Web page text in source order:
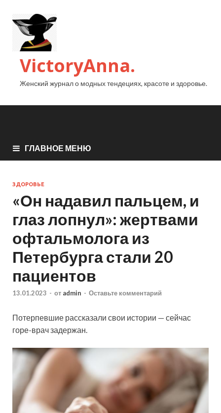
VictoryAnna.
Женский журнал о модных тендециях, красоте и здоровье.
ГЛАВНОЕ МЕНЮ
ЗДОРОВЬЕ
«Он надавил пальцем, и
глаз лопнул»: жертвами
офтальмолога из
Петербурга стали 20
пациентов
13.01.2023 - от admin - Оставьте комментарий
Потерпевшие рассказали свои истории — сейчас
горе-врач задержан.